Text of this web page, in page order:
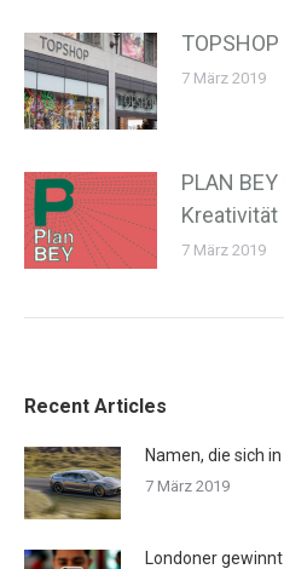
7 März 2019
PLAN
Kreativität
7 März 2019
Recent Articles
Namen, die sich
7 März 2019
Londoner